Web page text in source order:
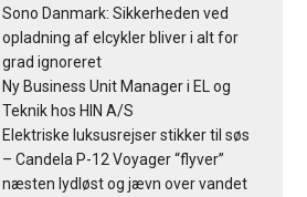
Sono Danmark: Sikkerheden ved
opladning af elcykler bliver i alt for
grad ignoreret
Ny Business Unit Manager i EL og
Teknik hos HIN A/S
Elektriske luksusrejser stikker til søs
– Candela P-12 Voyager “flyver”
næsten lydløst og jævn over vandet